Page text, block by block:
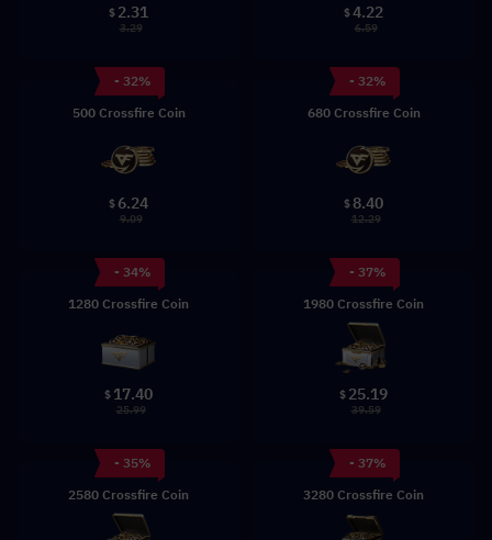
$ 2.31
3.29
$4.22
6.59
- 32%
500 Crossfire Coin
$ 6.24
9.09
- 32%
680 Crossfire Coin
$ 8.40
12.29
- 34%
1280 Crossfire Coin
$ 17.40
25.99
- 37%
1980 Crossfire Coin
$ 25.19
39.59
- 35%
2580 Crossfire Coin
- 37%
3280 Crossfire Coin